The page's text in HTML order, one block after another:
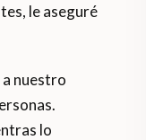
le aseguré
a nuestro
lo